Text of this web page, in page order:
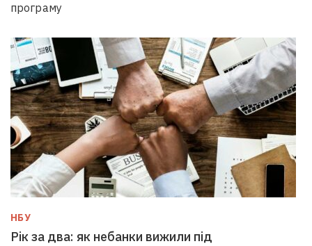
програму
НБУ
Рік за два: як небанки вижили під